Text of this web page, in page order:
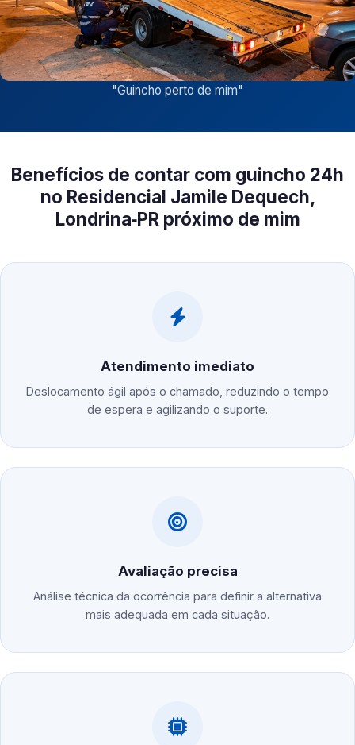
"Guincho perto de mim"
Benefícios de contar com guincho 24h
no Residencial Jamile Dequech,
Londrina‑PR próximo de mim
Atendimento imediato
Deslocamento ágil após o chamado, reduzindo o tempo
de espera e agilizando o suporte.
Avaliação precisa
Análise técnica da ocorrência para definir a alternativa
mais adequada em cada situação.